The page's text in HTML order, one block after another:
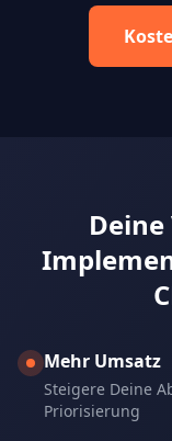
Mehr Umsatz
Steigere Deine
Priorisierung